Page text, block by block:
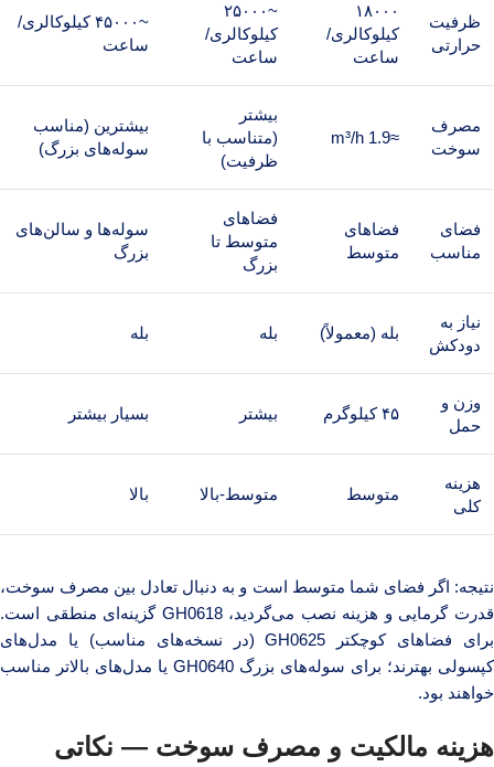
ظرفیت
حرارتی
۱۸۰۰۰
کیلوکالری/
ساعت
~۲۵۰۰۰
کیلوکالری/
ساعت
~۴۵۰۰۰ کیلوکالری/
ساعت
مصرف
سوخت
≈1.9 m³/h
بیشتر
(متناسب با
ظرفیت)
بیشترین (مناسب
سوله‌های بزرگ)
فضای
مناسب
فضاهای
متوسط
فضاهای
متوسط تا
بزرگ
سوله‌ها و سالن‌های
بزرگ
نیاز به
دودکش
بله (معمولاً) بله بله
وزن و
حمل
۴۵ کیلوگرم بیشتر بسیار بیشتر
هزینه
کلی
متوسط متوسط-بالا بالا
نتیجه: اگر فضای شما متوسط است و به دنبال تعادل بین مصرف سوخت،
قدرت گرمایی و هزینه نصب می‌گردید، GH0618 گزینه‌ای منطقی است.
برای فضاهای کوچکتر GH0625 (در نسخه‌های مناسب) یا مدل‌های
کپسولی بهترند؛ برای سوله‌های بزرگ GH0640 یا مدل‌های بالاتر مناسب
خواهند بود.
هزینه مالکیت و مصرف سوخت — نکاتی